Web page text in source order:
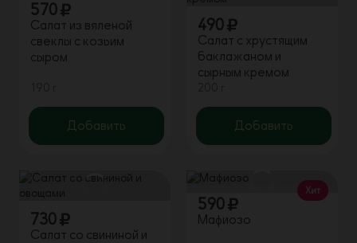
570
Салат из вяленой
свеклы с козьим
сыром
Добавить
490
Салат с хрустящим
баклажаном и
сырным кремом
Добавить
730
Салат со свининой и
590
Мафиозо
Хит